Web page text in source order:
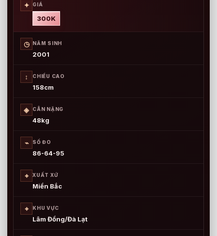
✦ GIÁ
300K
◷ NĂM SINH
2001
↕ CHIỀU CAO
158cm
◈ CÂN NẶNG
48kg
⌁ SỐ ĐO
86-64-95
⌖ XUẤT XỨ
Miền Bắc
⌖ KHU VỰC
Lâm Đồng/Đà Lạt